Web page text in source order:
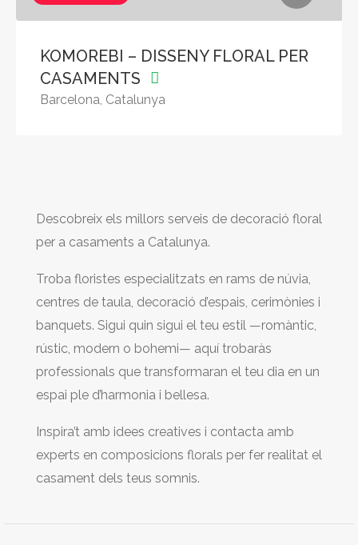
KOMOREBI – DISSENY FLORAL PER
CASAMENTS
Barcelona, Catalunya
Descobreix els millors serveis de decoració floral
per a casaments a Catalunya.
Troba floristes especialitzats en rams de núvia,
centres de taula, decoració d’espais, cerimònies i
banquets. Sigui quin sigui el teu estil —romàntic,
rústic, modern o bohemi— aquí trobaràs
professionals que transformaran el teu dia en un
espai ple d’harmonia i bellesa.
Inspira’t amb idees creatives i contacta amb
experts en composicions florals per fer realitat el
casament dels teus somnis.